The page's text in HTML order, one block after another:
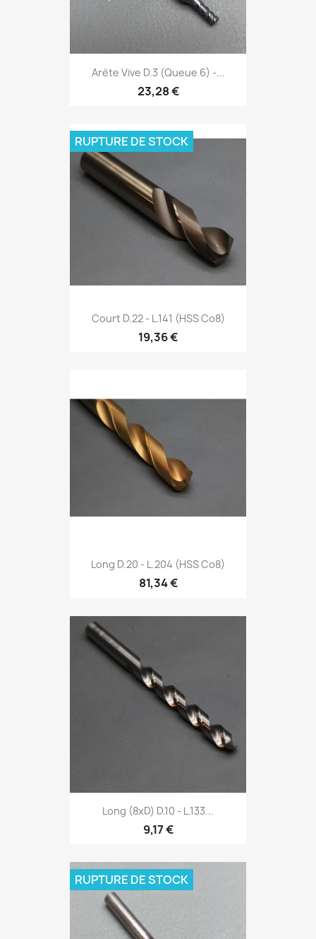
Arète Vive D.3 (Queue 6) -...
23,28 €
Court D.22 - L.141 (HSS Co8)
19,36 €
RUPTURE DE STOCK
Long D.20 - L.204 (HSS Co8)
81,34 €
Long (8xD) D.10 - L.133...
9,17 €
RUPTURE DE STOCK